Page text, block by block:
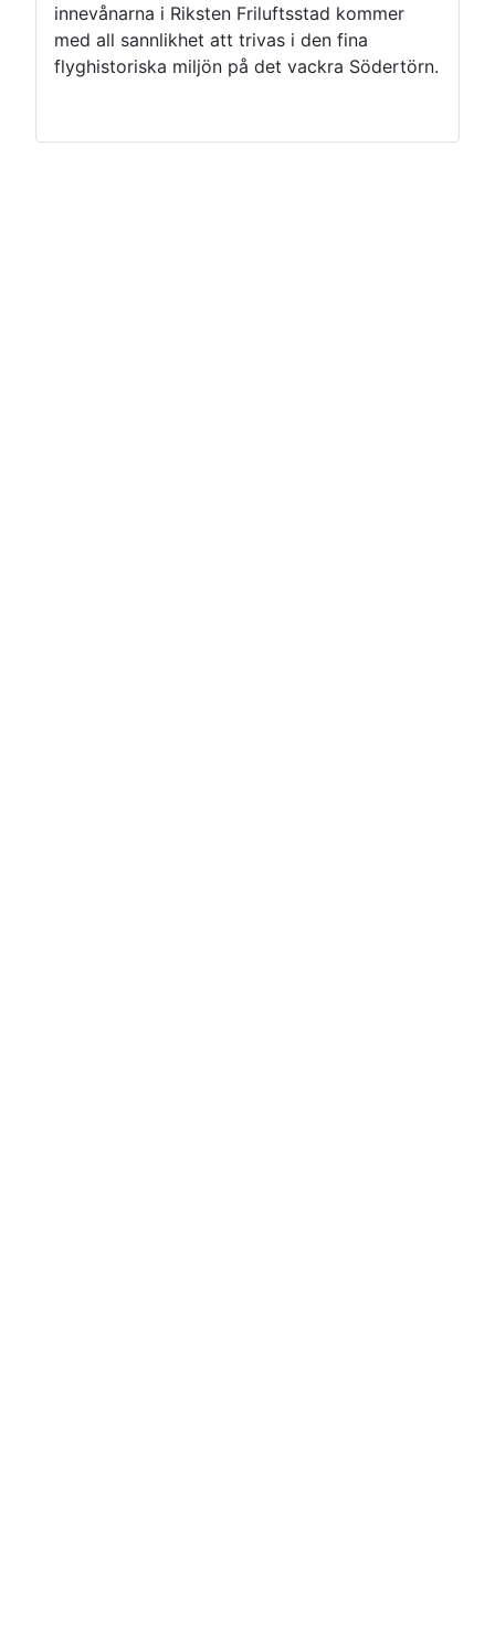
innevånarna i Riksten Friluftsstad kommer
med all sannlikhet att trivas i den fina
flyghistoriska miljön på det vackra Södertörn.